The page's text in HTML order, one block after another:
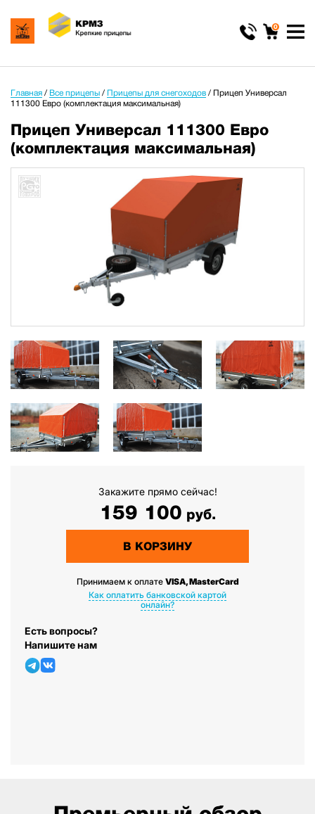
0
Главная / Все прицепы / Прицепы для снегоходов / Прицеп Универсал
111300 Евро (комплектация максимальная)
Прицеп Универсал 111300 Евро
(комплектация максимальная)
Закажите прямо сейчас!
159 100 руб.
В КОРЗИНУ
Принимаем к оплате VISA, MasterCard
Как оплатить банковской картой
онлайн?
Есть вопросы?
Напишите нам